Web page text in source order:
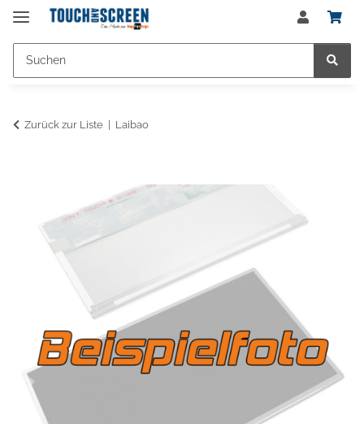
Zurück zur Liste Laibao